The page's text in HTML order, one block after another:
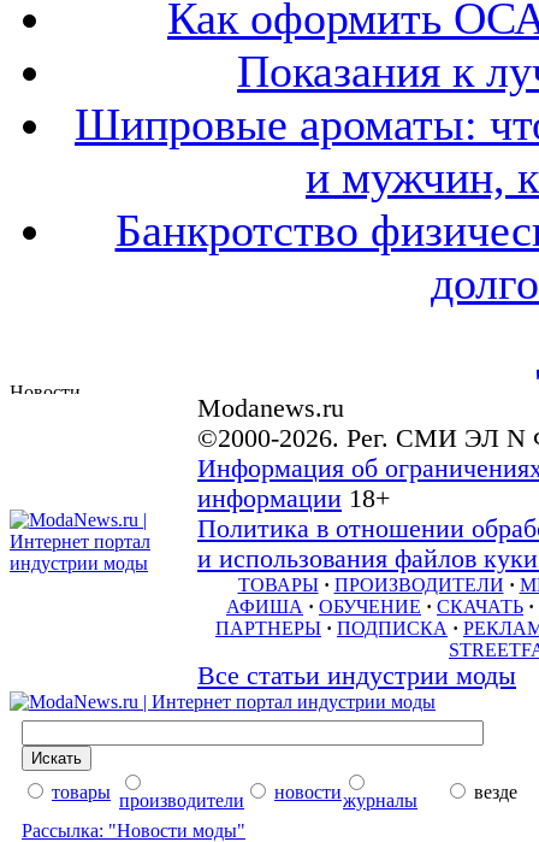
Как оформить
Показания к
Шипровые ароматы:
и мужчин,
Банкротство
Modanews.ru
©2000-2026. Рег. СМИ ЭЛ N
Информация об
информации 18+
Политика в отношении
и использования файлов
ТОВАРЫ · ПРОИЗВОДИТЕЛИ ·
АФИША · ОБУЧЕНИЕ · СКАЧАТЬ ·
ПАРТНЕРЫ · ПОДПИСКА ·
Все статьи индустрии моды
товары производители новостижурналы
везде
Рассылка: "Новости моды"